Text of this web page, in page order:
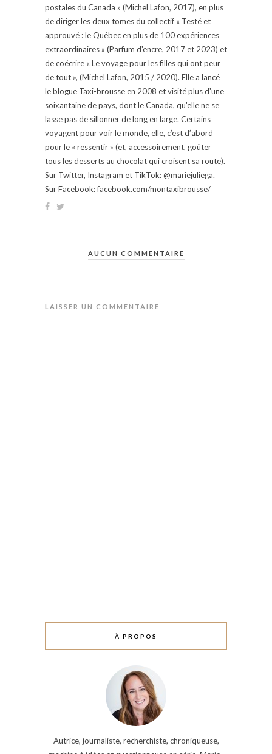
postales du Canada » (Michel Lafon, 2017), en plus
de diriger les deux tomes du collectif « Testé et
approuvé : le Québec en plus de 100 expériences
extraordinaires » (Parfum d'encre, 2017 et 2023) et
de coécrire « Le voyage pour les filles qui ont peur
de tout », (Michel Lafon, 2015 / 2020). Elle a lancé
le blogue Taxi-brousse en 2008 et visité plus d'une
soixantaine de pays, dont le Canada, qu'elle ne se
lasse pas de sillonner de long en large. Certains
voyagent pour voir le monde, elle, c’est d’abord
pour le « ressentir » (et, accessoirement, goûter
tous les desserts au chocolat qui croisent sa route).
Sur Twitter, Instagram et TikTok: @mariejuliega.
Sur Facebook: facebook.com/montaxibrousse/
AUCUN COMMENTAIRE
LAISSER UN COMMENTAIRE
À PROPOS
Autrice, journaliste, recherchiste, chroniqueuse,